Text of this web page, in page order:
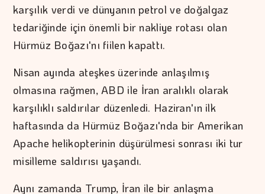
karşılık verdi ve dünyanın petrol ve doğalgaz
tedariğinde için önemli bir nakliye rotası olan
Hürmüz Boğazı'nı fiilen kapattı.
Nisan ayında ateşkes üzerinde anlaşılmış
olmasına rağmen, ABD ile İran aralıklı olarak
karşılıklı saldırılar düzenledi. Haziran'ın ilk
haftasında da Hürmüz Boğazı'nda bir Amerikan
Apache helikopterinin düşürülmesi sonrası iki tur
misilleme saldırısı yaşandı.
Aynı zamanda Trump, İran ile bir anlaşma